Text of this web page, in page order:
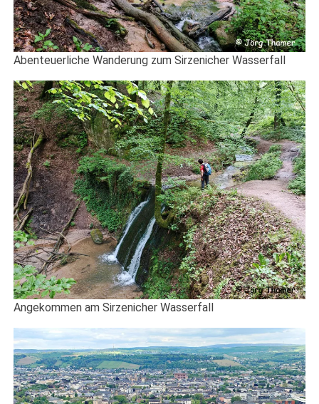
Abenteuerliche Wanderung zum Sirzenicher Wasserfall
Angekommen am Sirzenicher Wasserfall